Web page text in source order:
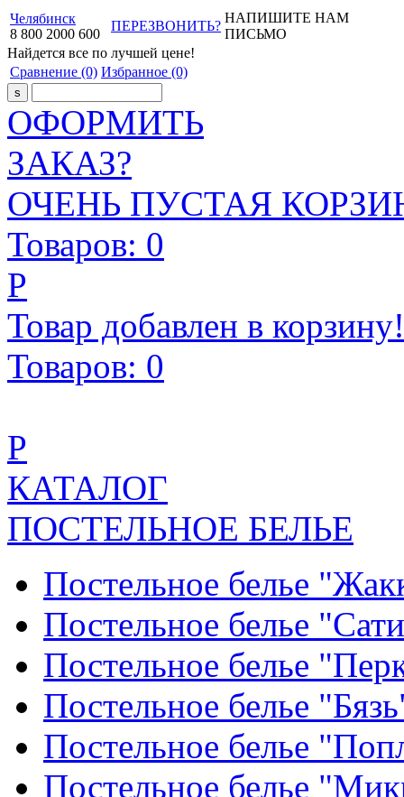
Челябинск
8 800 2000 600
ПЕРЕЗВОНИТЬ?
НАПИШИТЕ НАМ
ПИСЬМО
Найдется все по лучшей цене!
Сравнение (0) Избранное (0)
ОФОРМИТЬ
ЗАКАЗ?
ОЧЕНЬ ПУСТАЯ
Товаров: 0
Р
Товар добавлен в корзину!
Товаров: 0
Р
КАТАЛОГ
ПОСТЕЛЬНОЕ БЕЛЬЕ
Постельное белье
Постельное белье
Постельное белье
Постельное белье
Постельное белье
Постельное белье